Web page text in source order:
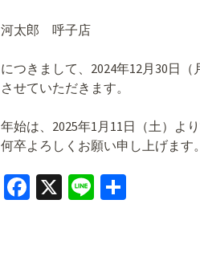
河太郎 呼子店
につきまして、2024年12月30日
させていただきます。
年始は、2025年1月11日（土）よ
何卒よろしくお願い申し上げます。
Fa X
Li